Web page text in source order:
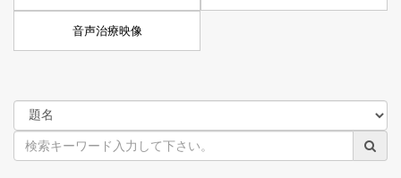
ア
フ
ー
映
音声治療映像